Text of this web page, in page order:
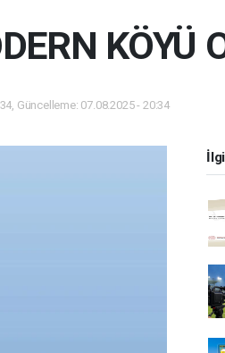
KÖYÜ
Güncelleme: 07.08.2025 - 20:34